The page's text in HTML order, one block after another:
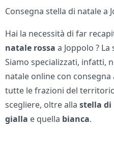
Consegna stella di natale a
Hai la necessità di far
natale rossa a Joppolo ?
Siamo specializzati, infatti,
natale online con consegna
tutte le frazioni del
scegliere, oltre allastella
gialla e quella bianca.